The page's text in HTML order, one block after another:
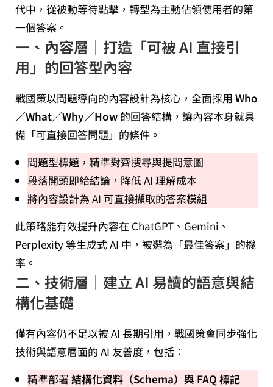
代中，從被動等待點擊，轉型為主動佔領使用者的第
一個答案。
一、內容層｜打造「可被 AI 直接引
用」的回答型內容
戰國策以問題導向的內容設計為核心，全面採用 Who
／What／Why／How 的回答結構，讓內容本身就具
備「可直接回答問題」的條件。
問題型標題，精準對齊搜尋與提問意圖
段落開頭即給結論，降低 AI 理解成本
將內容設計為 AI 可直接擷取的答案模組
此策略能有效提升內容在 ChatGPT、Gemini、
Perplexity 等生成式 AI 中，被選為「最佳答案」的機
率。
二、技術層｜建立 AI 易讀的語意與結
構化基礎
僅有內容仍不足以被 AI 長期引用，戰國策會同步強化
技術與語意層面的 AI 友善度，包括：
精準部署 結構化資料（Schema）與 FAQ 標記